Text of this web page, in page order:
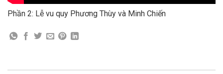
Phần 2: Lễ vu quy Phương Thùy và Minh Chiến